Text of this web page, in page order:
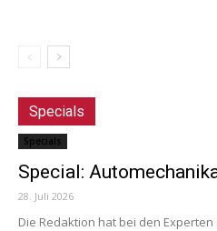
Specials
Specials
Special:
28. Juli 2026
Die Redaktion hat bei den